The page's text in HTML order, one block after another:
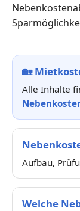
🏡
Alle Inhalte
Aufbau,
Welche